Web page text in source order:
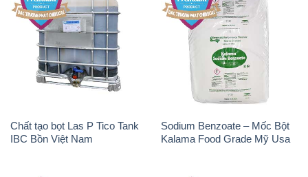
Chất tạo bọt Las P Tico Tank
IBC Bồn Việt Nam
Sodium Benzoate – Mốc Bột
Kalama Food Grade Mỹ Usa